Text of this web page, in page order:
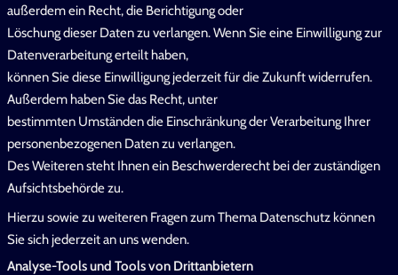
außerdem ein Recht, die Berichtigung oder
Löschung dieser Daten zu verlangen. Wenn Sie eine Einwilligung zur
Datenverarbeitung erteilt haben,
können Sie diese Einwilligung jederzeit für die Zukunft widerrufen.
Außerdem haben Sie das Recht, unter
bestimmten Umständen die Einschränkung der Verarbeitung Ihrer
personenbezogenen Daten zu verlangen.
Des Weiteren steht Ihnen ein Beschwerderecht bei der zuständigen
Aufsichtsbehörde zu.
Hierzu sowie zu weiteren Fragen zum Thema Datenschutz können
Sie sich jederzeit an uns wenden.
Analyse-Tools und Tools von Drittanbietern